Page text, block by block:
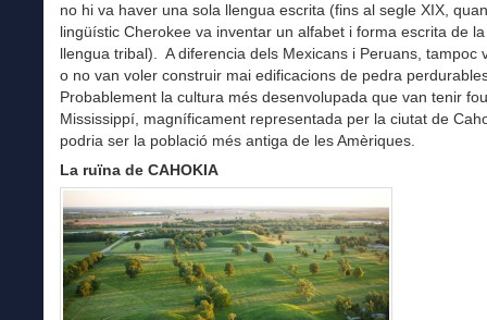
no hi va haver una sola llengua escrita (fins al segle XIX,
lingüístic Cherokee va inventar un alfabet i forma escrita de
llengua tribal). A diferencia dels Mexicans i Peruans, tampoc
o no van voler construir mai edificacions de pedra
Probablement la cultura més desenvolupada que van tenir
Mississippí, magníficament representada per la ciutat de
podria ser la població més antiga de les Amèriques.
La ruïna de CAHOKIA